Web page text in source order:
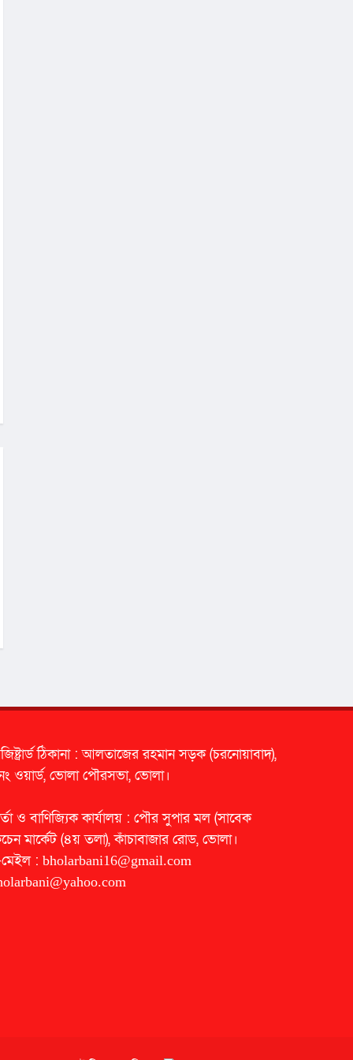
ঠিকানা : আলতাজের রহমান সড়ক (চরনোয়াবাদ),
ওয়ার্ড, ভোলা পৌরসভা, ভোলা।
ও বাণিজ্যিক কার্যালয় : পৌর সুপার মল (সাবেক
মার্কেট (৪য় তলা), কাঁচাবাজার রোড, ভোলা।
:bholarbani16@gmail.com